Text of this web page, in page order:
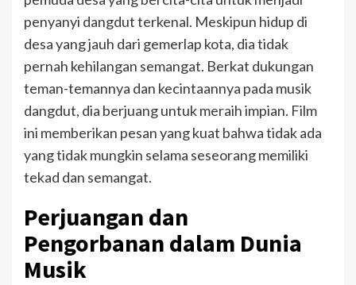
penyanyi dangdut terkenal. Meskipun hidup di
desa yang jauh dari gemerlap kota, dia tidak
pernah kehilangan semangat. Berkat dukungan
teman-temannya dan kecintaannya pada musik
dangdut, dia berjuang untuk meraih impian. Film
ini memberikan pesan yang kuat bahwa tidak ada
yang tidak mungkin selama seseorang memiliki
tekad dan semangat.
Perjuangan dan
Pengorbanan dalam Dunia
Musik